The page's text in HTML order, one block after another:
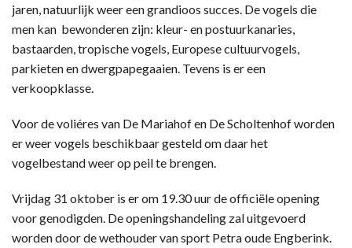
jaren, natuurlijk weer een grandioos succes. De vogels die
men kan bewonderen zijn: kleur- en postuurkanaries,
bastaarden, tropische vogels, Europese cultuurvogels,
parkieten en dwergpapegaaien. Tevens is er een
verkoopklasse.
Voor de voliéres van De Mariahof en De Scholtenhof worden
er weer vogels beschikbaar gesteld om daar het
vogelbestand weer op peil te brengen.
Vrijdag 31 oktober is er om 19.30 uur de officiële opening
voor genodigden. De openingshandeling zal uitgevoerd
worden door de wethouder van sport Petra oude Engberink.